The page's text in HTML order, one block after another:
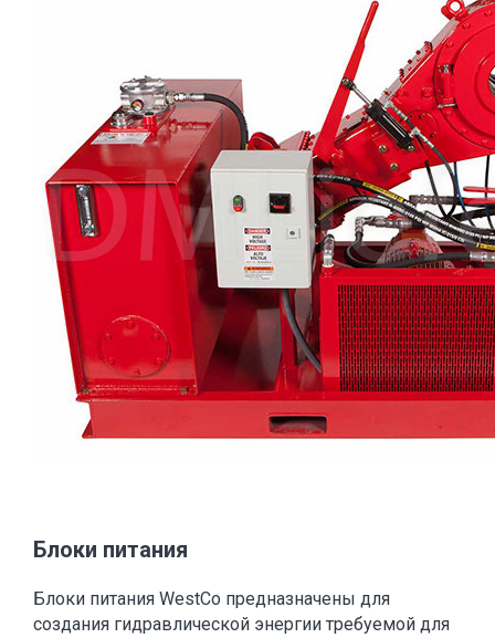
Блоки питания
Блоки питания WestCo предназначены для
создания гидравлической энергии требуемой для